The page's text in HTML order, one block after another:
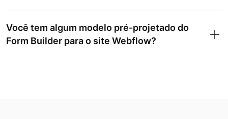
Você tem algum modelo pré-projetado do
Form Builder para o site Webflow?